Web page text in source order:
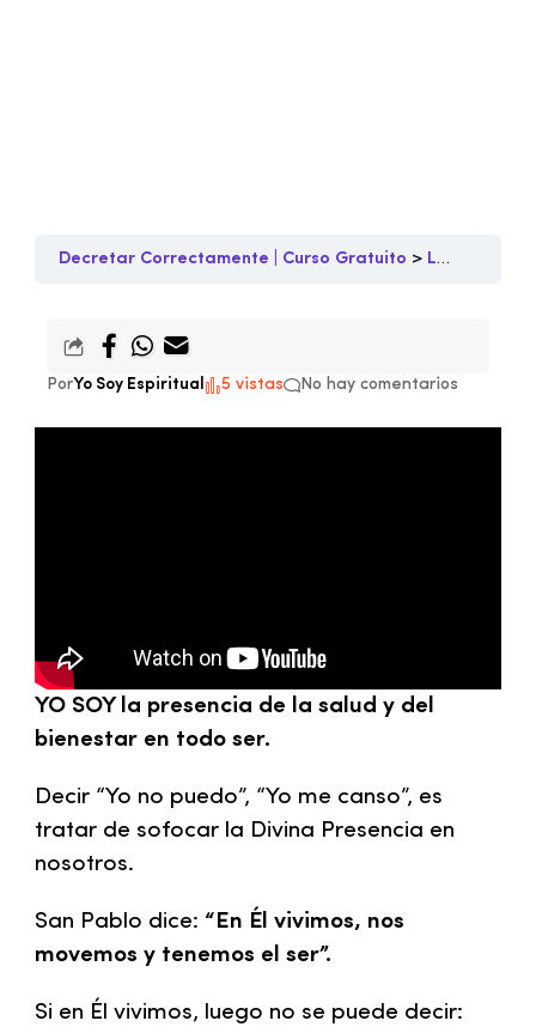
Decretar Correctamente | Curso Gratuito Lección 3
PorYo Soy Espiritual 5 vistas No hay comentarios
YO SOY la presencia de la salud y del
bienestar en todo ser.
Decir “Yo no puedo”, “Yo me canso”, es
tratar de sofocar la Divina Presencia en
nosotros.
San Pablo dice: “En Él vivimos, nos
movemos y tenemos el ser”.
Si en Él vivimos, luego no se puede decir: